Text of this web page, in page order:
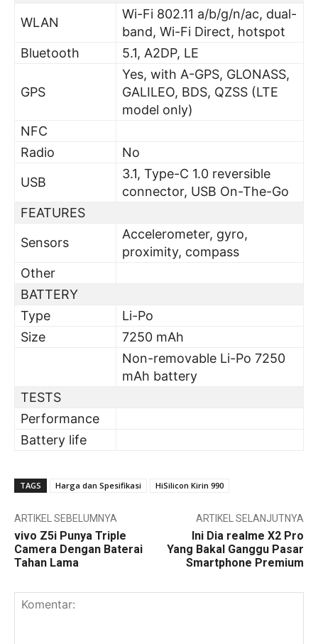
WLAN
Wi-Fi 802.11 a/b/g/n/ac, dual-
band, Wi-Fi Direct, hotspot
Bluetooth
5.1, A2DP, LE
GPS
Yes, with A-GPS, GLONASS,
GALILEO, BDS, QZSS (LTE
model only)
NFC
Radio
No
USB
3.1, Type-C 1.0 reversible
connector, USB On-The-Go
FEATURES
Sensors
Accelerometer, gyro,
proximity, compass
Other
BATTERY
Type
Li-Po
Size
7250 mAh
Non-removable Li-Po 7250
mAh battery
TESTS
Performance
Battery life
TAGS Harga dan Spesifikasi HiSilicon Kirin 990
ARTIKEL SEBELUMNYA
vivo Z5i Punya Triple
Camera Dengan Baterai
Tahan Lama
ARTIKEL SELANJUTNYA
Ini Dia realme X2 Pro
Yang Bakal Ganggu Pasar
Smartphone Premium